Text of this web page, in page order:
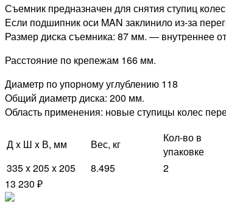
Съемник предназначен для снятия ступиц
Если подшипник оси MAN заклинило из-за
Размер диска съемника: 87 мм. — внутреннее
Расстояние по крепежам 166 мм.
Диаметр по упорному углублению 118
Общий диаметр диска: 200 мм.
Область применения: новые ступицы колес
Д x Ш x В, мм Вес, кг
Кол-во в
упаковке
335 x 205 x 205
8.495
2
13 230 ₽